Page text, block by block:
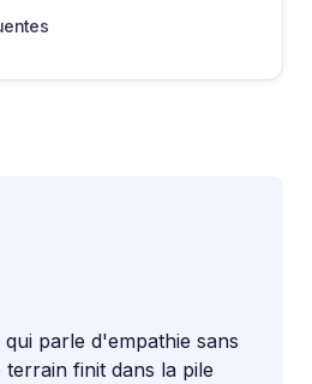
parle d'empathie sans
terrain finit dans la pile